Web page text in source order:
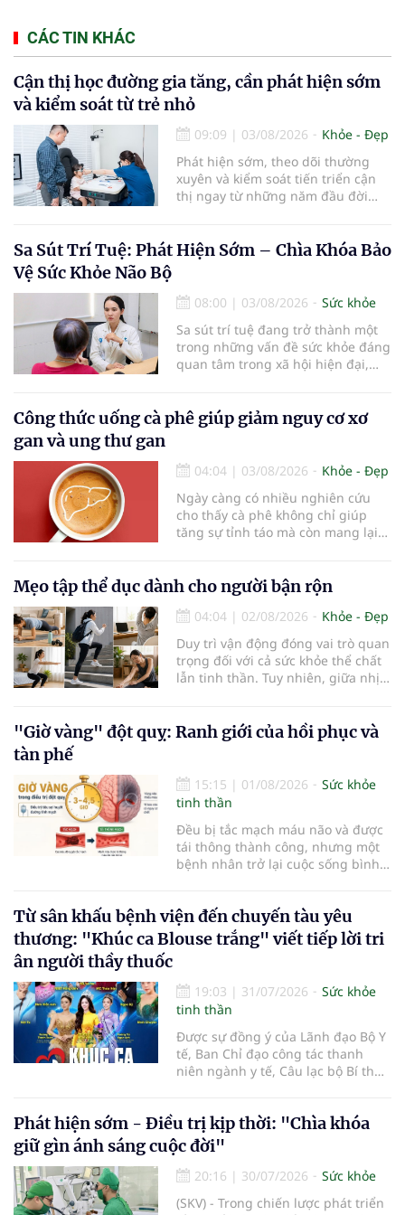
CÁC TIN KHÁC
Cận thị học đường gia tăng, cần phát hiện sớm
và kiểm soát từ trẻ nhỏ
09:09 | 03/08/2026
Khỏe - Đẹp
Phát hiện sớm, theo dõi thường
xuyên và kiểm soát tiến triển cận
thị ngay từ những năm đầu đời
trẻ. Đây cũng là định hướng của
Trung tâm Nhãn nhi và Kiểm soát
Đô đưa vào hoạt động ngày 1/8.
Sa Sút Trí Tuệ: Phát Hiện Sớm – Chìa Khóa Bảo
Vệ Sức Khỏe Não Bộ
08:00 | 03/08/2026
Sức khỏe
Sa sút trí tuệ đang trở thành một
trong những vấn đề sức khỏe đáng
quan tâm trong xã hội hiện đại,
triệu người trên thế giới đang
sống chung với bệnh, trong đó
70% trường hợp.
Công thức uống cà phê giúp giảm nguy cơ xơ
gan và ung thư gan
04:04 | 03/08/2026
Khỏe - Đẹp
Ngày càng có nhiều nghiên cứu
cho thấy cà phê không chỉ giúp
tăng sự tỉnh táo mà còn mang lại
đóng vai trò lọc độc tố, chuyển hóa
thuốc và dự trữ nhiều vitamin,
khoáng chất thiết yếu nhưng cũng
rất dễ bị tổn thương…
Mẹo tập thể dục dành cho người bận rộn
04:04 | 02/08/2026
Khỏe - Đẹp
Duy trì vận động đóng vai trò quan
trọng đối với cả sức khỏe thể chất
lẫn tinh thần. Tuy nhiên, giữa nhịp
cho các hoạt động tập luyện
thường trở thành một thách thức
"Giờ vàng" đột quỵ: Ranh giới của hồi phục và
tàn phế
15:15 | 01/08/2026
Sức khỏe
tinh thần
Đều bị tắc mạch máu não và được
tái thông thành công, nhưng một
bệnh nhân trở lại cuộc sống bình
trường hợp tại Bệnh viện Đại học Y
Hà Nội cho thấy "giờ vàng" không
chỉ quyết định việc "cứu não" mà
của người bệnh.
Từ sân khấu bệnh viện đến chuyến tàu yêu
thương: "Khúc ca Blouse trắng" viết tiếp lời tri
ân người thầy thuốc
19:03 | 31/07/2026
Sức khỏe
tinh thần
Được sự đồng ý của Lãnh đạo Bộ Y
tế, Ban Chỉ đạo công tác thanh
niên ngành y tế, Câu lạc bộ Bí thư
ngành y tế chính thức khởi động
hành trình nghệ thuật thiện
nguyện vì cộng đồng mang tên
"Khúc ca Blouse trắng". Sự kiện mở
14h00, thứ Ba, ngày 04/8/2026 tại
Phát hiện sớm - Điều trị kịp thời: "Chìa khóa
giữ gìn ánh sáng cuộc đời"
20:16 | 30/07/2026
Sức khỏe
(SKV) - Trong chiến lược phát triển